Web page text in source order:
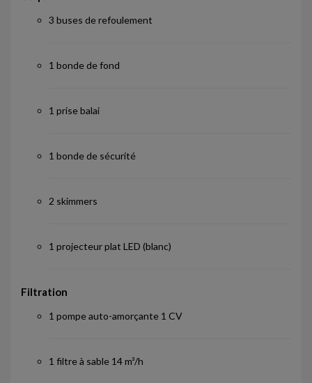
3 buses de refoulement
1 bonde de fond
1 prise balai
1 bonde de sécurité
2 skimmers
1 projecteur plat LED (blanc)
Filtration
1 pompe auto-amorçante 1 CV
1 filtre à sable 14 m³/h